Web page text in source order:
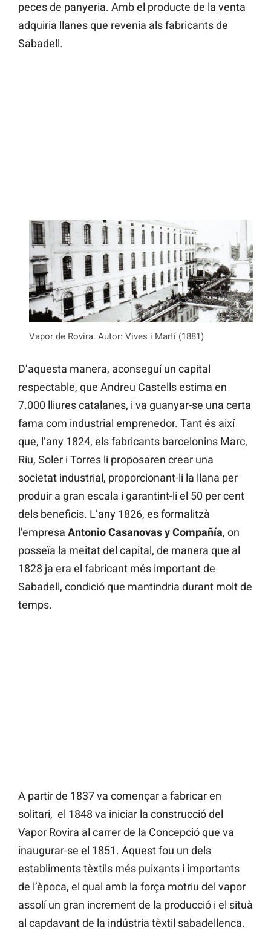
peces de panyeria. Amb el producte de la venta
adquiria llanes que revenia als fabricants de
Sabadell.
Vapor de Rovira. Autor: Vives i Martí (1881)
D’aquesta manera, aconseguí un capital
respectable, que Andreu Castells estima en
7.000 lliures catalanes, i va guanyar-se una certa
fama com industrial emprenedor. Tant és així
que, l’any 1824, els fabricants barcelonins Marc,
Riu, Soler i Torres li proposaren crear una
societat industrial, proporcionant-li la llana per
produir a gran escala i garantint-li el 50 per cent
dels beneficis. L’any 1826, es formalitzà
l’empresa Antonio Casanovas y Compañía, on
posseïa la meitat del capital, de manera que al
1828 ja era el fabricant més important de
Sabadell, condició que mantindria durant molt de
temps.
A partir de 1837 va començar a fabricar en
solitari, el 1848 va iniciar la construcció del
Vapor Rovira al carrer de la Concepció que va
inaugurar-se el 1851. Aquest fou un dels
establiments tèxtils més puixants i importants
de l’època, el qual amb la força motriu del vapor
assolí un gran increment de la producció i el situà
al capdavant de la indústria tèxtil sabadellenca.